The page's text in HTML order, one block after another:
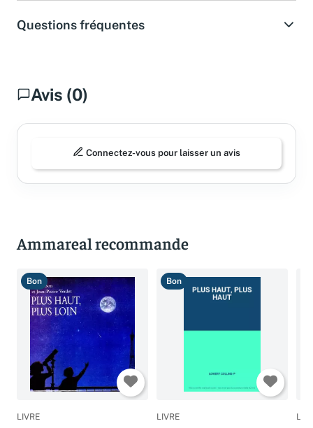
Questions fréquentes
Avis (0)
Connectez-vous pour laisser un avis
Ammareal recommande
Bon
LIVRE
Bon
LIVRE